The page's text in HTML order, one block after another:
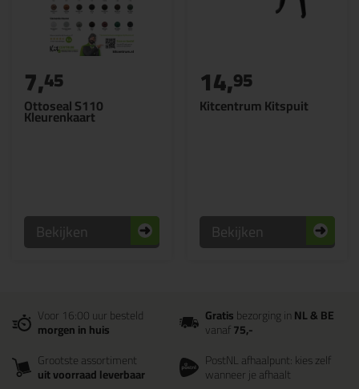
Ottoseal S110
Kleurenkaart
7,45
Bekijken
Kitcentrum Kitspuit
14,95
Bekijken
Voor 16:00 uur besteld
morgen in huis
Gratisbezorging inNL & BE
vanaf75,-
Grootste assortiment
uit voorraad leverbaar
PostNL afhaalpunt: kies zelf
wanneer je afhaalt